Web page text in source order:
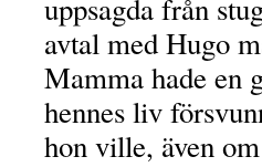
uppsagda från
avtal med Hugo
Mamma hade en
hennes liv
hon ville, även